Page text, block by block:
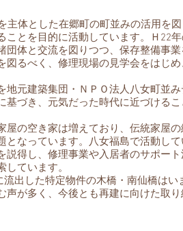
体とした在郷町の町並みの活用を
とを目的に活動しています。Ｈ22
体と交流を図りつつ、保存整備事
るべく、修理現場の見学会をはじ
元建築集団・ＮＰＯ法人八女町並
づき、元気だった時代に近づけるこ
の空き家は増えており、伝統家屋
なっています。八女福島で活動して
得し、修理事業や入居者のサポー
ています。
出した特定物件の木橋・南仙橋はい
が多く、今後とも再建に向けた取